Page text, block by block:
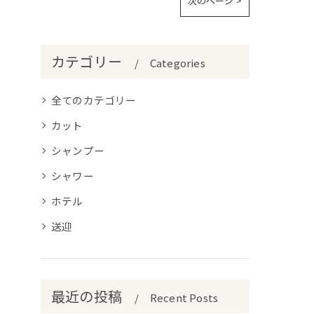
カテゴリー Categories
全てのカテゴリー
カット
シャンプー
シャワー
ホテル
送迎
最近の投稿 Recent Posts